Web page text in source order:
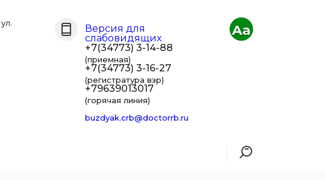
Версия для
слабовидящих
+7(34773) 3-14-88
(приемная)
+7(34773) 3-16-27
(регистратура взр)
+79639013017
(горячая линия)
buzdyak.crb@doctorrb.ru
Aa